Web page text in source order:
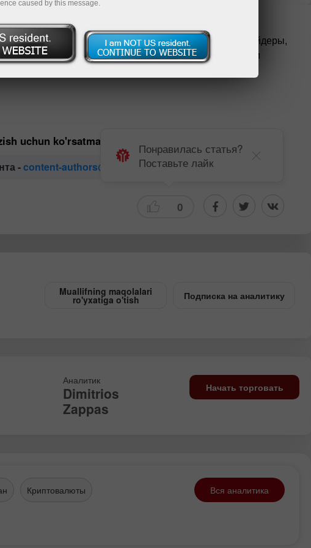
экспертным мнением. В нашей команде есть трейдеры,
готовы поделиться своими профессиональными
uchun ko'rsatma bo'lib hisoblanmaydi.
-content-authors@instaforex.com
0
Понравилась статья?
Поставьте лайк
Muallifning maqolalari
ro'yxatiga o'tish Подписка на аналитику
Аналитик
Dimitrios
Zappas
Начать торговать
Криптовалюты Вся аналитика
caused by this message.